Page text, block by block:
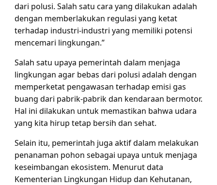
dari polusi. Salah satu cara yang dilakukan adalah
dengan memberlakukan regulasi yang ketat
terhadap industri-industri yang memiliki potensi
mencemari lingkungan.”
Salah satu upaya pemerintah dalam menjaga
lingkungan agar bebas dari polusi adalah dengan
memperketat pengawasan terhadap emisi gas
buang dari pabrik-pabrik dan kendaraan bermotor.
Hal ini dilakukan untuk memastikan bahwa udara
yang kita hirup tetap bersih dan sehat.
Selain itu, pemerintah juga aktif dalam melakukan
penanaman pohon sebagai upaya untuk menjaga
keseimbangan ekosistem. Menurut data
Kementerian Lingkungan Hidup dan Kehutanan,